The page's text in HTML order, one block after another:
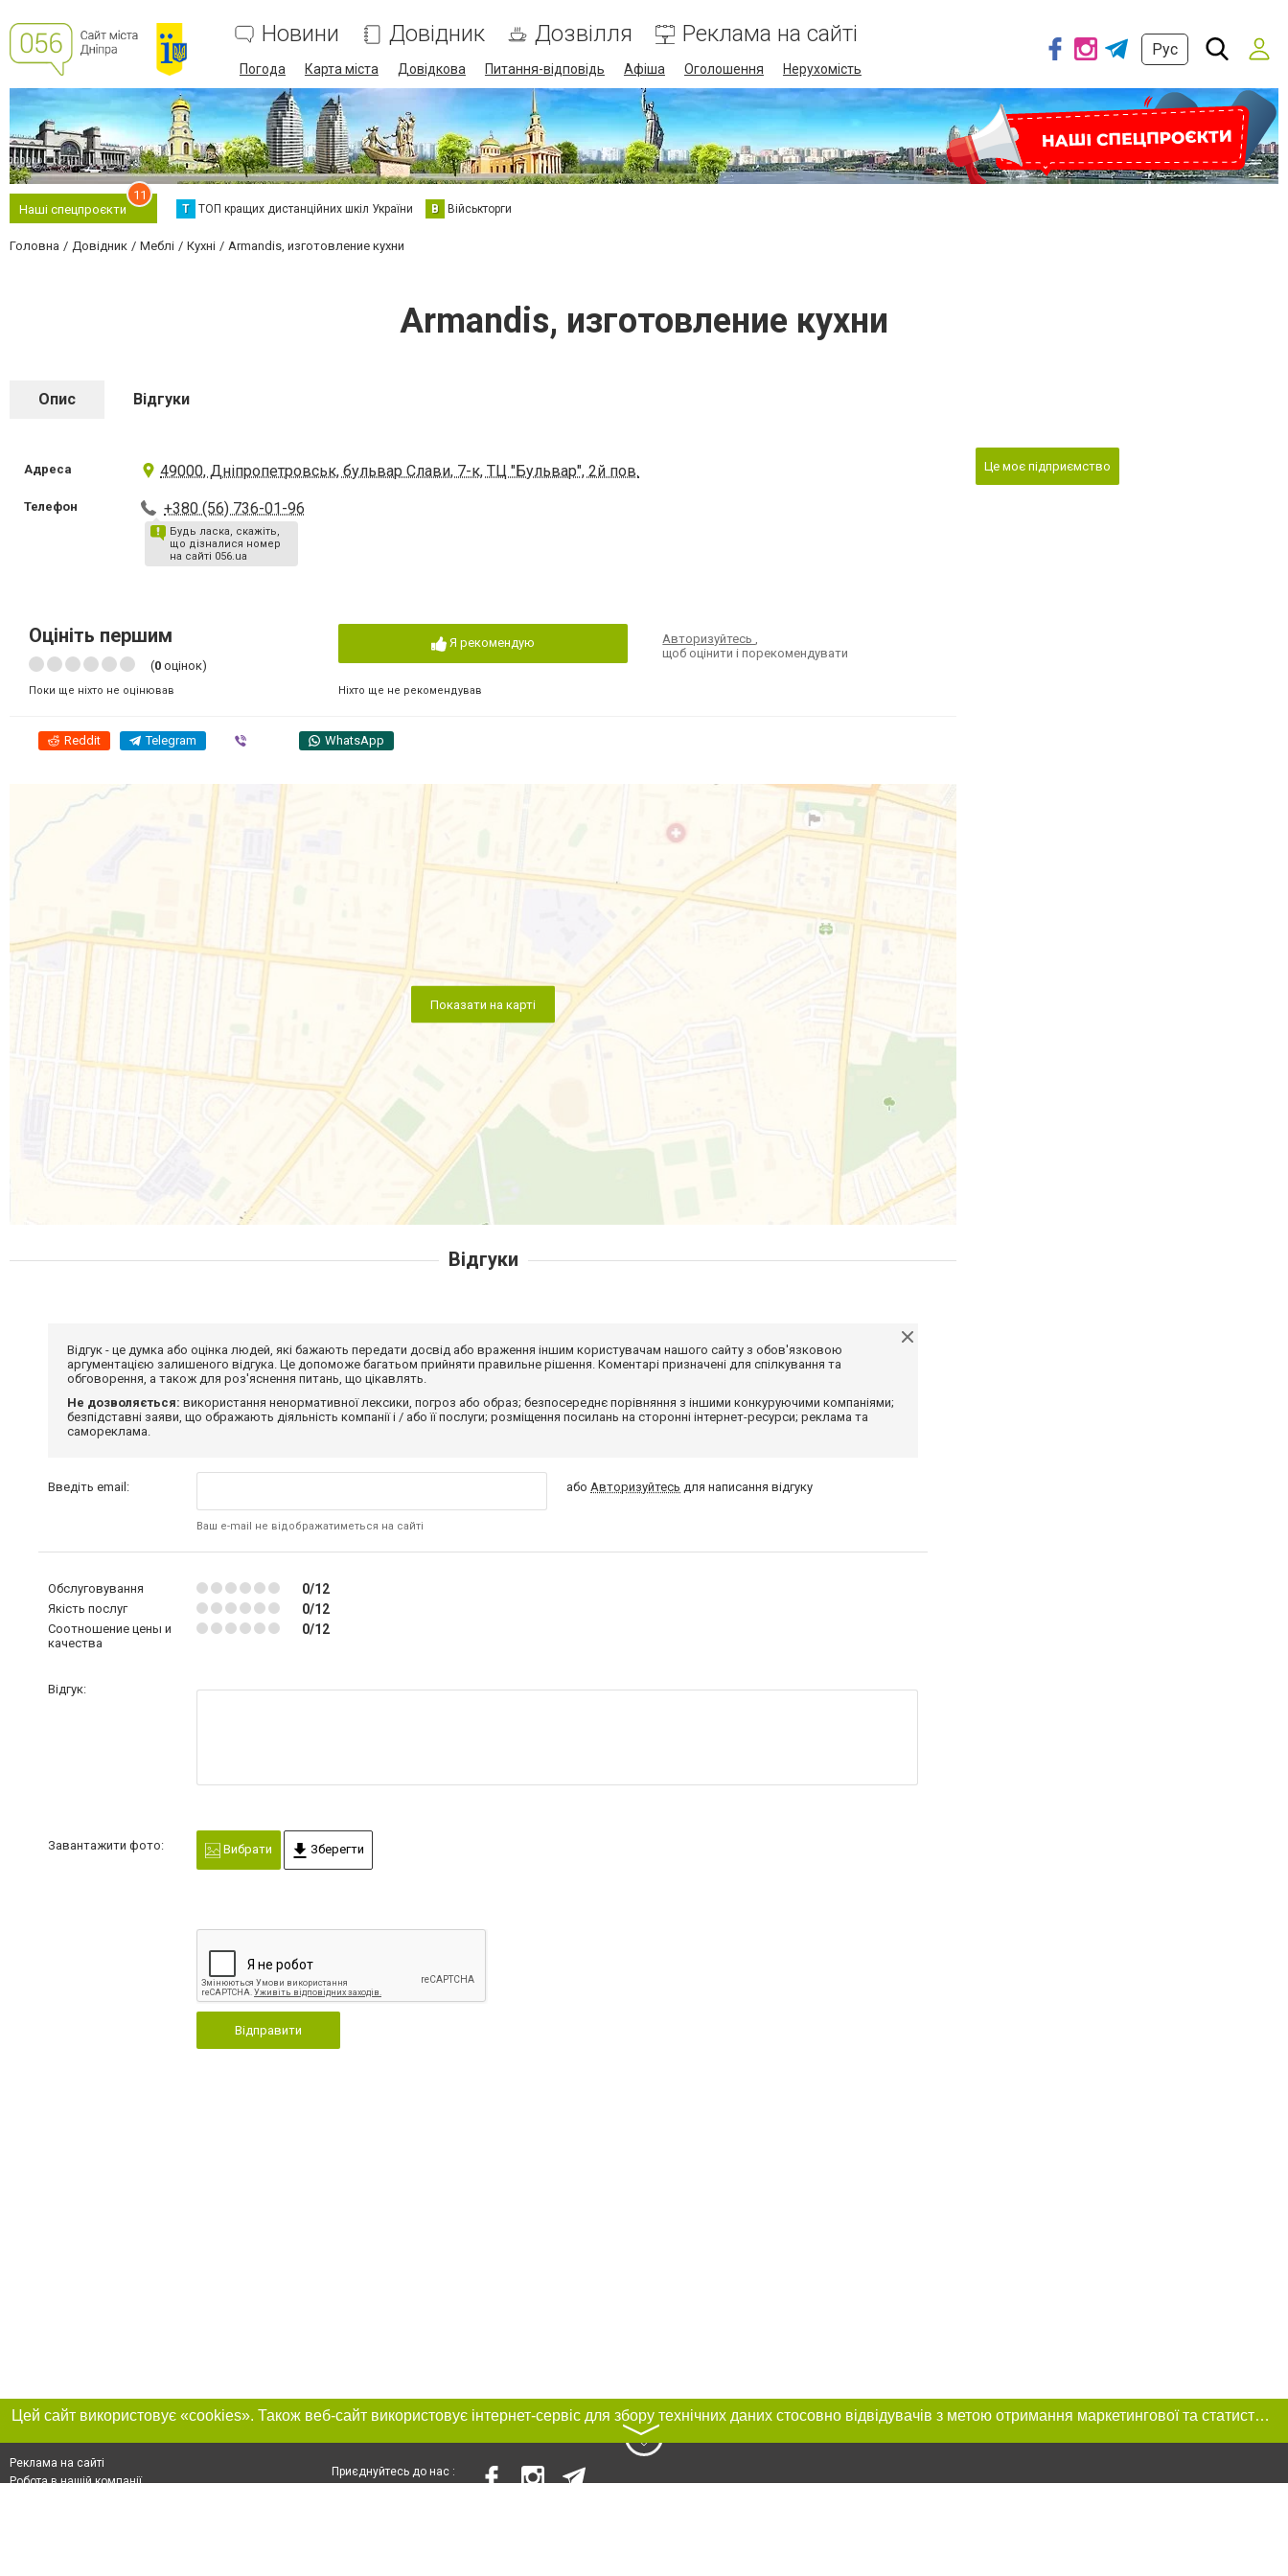
Новини Довідник Дозвілля Реклама на сайті
Погода Карта міста Довідкова Питання-відповідь Афіша Оголошення Нерухомість
Рус
Наші спецпроєкти
11
Т ТОП кращих дистанційних шкіл України В Військторги
Головна Довідник Меблі Кухні Armandis, изготовление кухни
Armandis, изготовление кухни
Опис Відгуки
Адреса 49000, Дніпропетровськ, бульвар Слави, 7-к, ТЦ "Бульвар", 2й пов.
Телефон +380 (56) 736-01-96
Будь ласка, скажіть,
що дізналися номер
на сайті 056.ua
Оцініть першим
(0 оцінок)
Поки ще ніхто не оцінював
Я рекомендую
Ніхто ще не рекомендував
Авторизуйтесь,
щоб оцінити і порекомендувати
Reddit Telegram WhatsApp
Показати на карті
Це моє підприємство
Відгуки
Відгук - це думка або оцінка людей, які бажають передати досвід або враження іншим користувачам нашого сайту з обов'язковою
аргументацією залишеного відгука. Це допоможе багатьом прийняти правильне рішення. Коментарі призначені для спілкування та
обговорення, а також для роз'яснення питань, що цікавлять.
Не дозволяється: використання ненормативної лексики, погроз або образ; безпосереднє порівняння з іншими конкуруючими компаніями;
безпідставні заяви, що ображають діяльність компанії і / або її послуги; розміщення посилань на сторонні інтернет-ресурси; реклама та
самореклама.
Введіть email:
Ваш e-mail не відображатиметься на сайті
абоАвторизуйтесь для написання відгуку
Обслуговування 0/12
Якість послуг 0/12
Соотношение цены и
качества
0/12
Відгук:
Завантажити фото: Вибрати Зберегти
Відправити
Цей сайт використовує «cookies». Також веб-сайт використовує інтернет-сервіс для збору технічних даних стосовно відвідувачів з метою отримання маркетингової та статистичної інформації. Умови обробки даних відвідувачів сайту див.
〉
Реклама на сайті
Робота в нашій компанії
Приєднуйтесь до нас :